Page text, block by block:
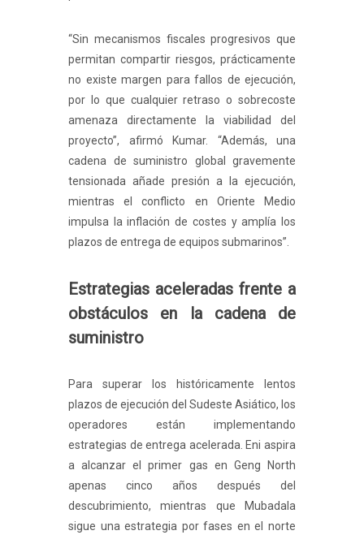
“Sin mecanismos fiscales progresivos que
permitan compartir riesgos, prácticamente
no existe margen para fallos de ejecución,
por lo que cualquier retraso o sobrecoste
amenaza directamente la viabilidad del
proyecto”, afirmó Kumar. “Además, una
cadena de suministro global gravemente
tensionada añade presión a la ejecución,
mientras el conflicto en Oriente Medio
impulsa la inflación de costes y amplía los
plazos de entrega de equipos submarinos”.
Estrategias aceleradas frente a
obstáculos en la cadena de
suministro
Para superar los históricamente lentos
plazos de ejecución del Sudeste Asiático, los
operadores están implementando
estrategias de entrega acelerada. Eni aspira
a alcanzar el primer gas en Geng North
apenas cinco años después del
descubrimiento, mientras que Mubadala
sigue una estrategia por fases en el norte